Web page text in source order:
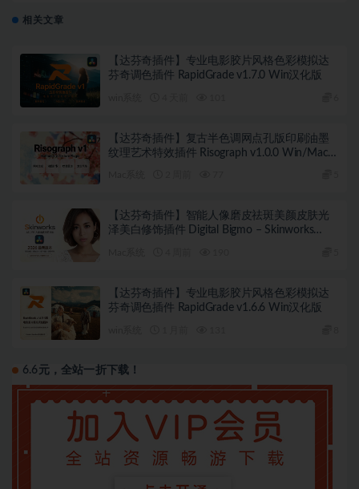
相关文章
【达芬奇插件】专业电影胶片风格色彩模拟达
芬奇调色插件 RapidGrade v1.7.0 Win汉化版
【达芬奇插件】复古半色调网点孔版印刷油墨
纹理艺术特效插件 Risograph v1.0.0 Win/Mac
【达芬奇插件】智能人像磨皮祛斑美颜皮肤光
泽美白修饰插件 Digital Bigmo – Skinworks
【达芬奇插件】专业电影胶片风格色彩模拟达
芬奇调色插件 RapidGrade v1.6.6 Win汉化版
6.6元，全站一折下载！